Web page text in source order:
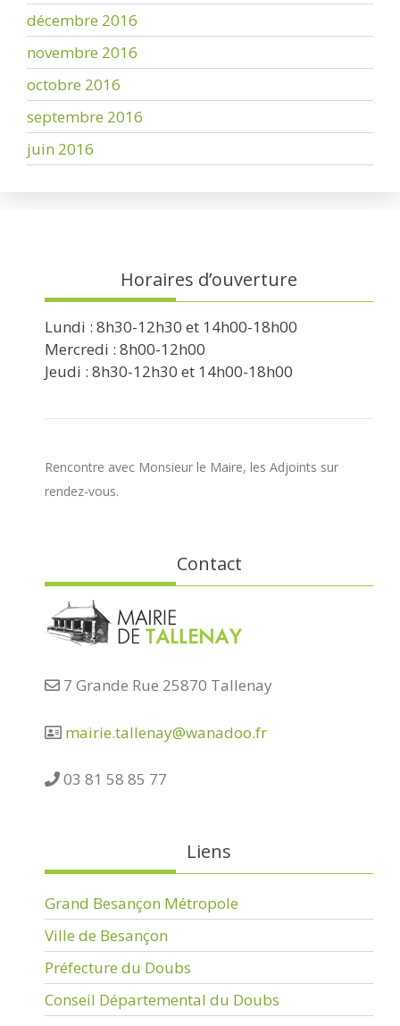
décembre 2016
novembre 2016
octobre 2016
septembre 2016
juin 2016
Horaires d’ouverture
Lundi : 8h30-12h30 et 14h00-18h00
Mercredi : 8h00-12h00
Jeudi : 8h30-12h30 et 14h00-18h00
Rencontre avec Monsieur le Maire, les Adjoints sur
rendez-vous.
Contact
7 Grande Rue 25870 Tallenay
mairie.tallenay@wanadoo.fr
03 81 58 85 77
Liens
Grand Besançon Métropole
Ville de Besançon
Préfecture du Doubs
Conseil Départemental du Doubs